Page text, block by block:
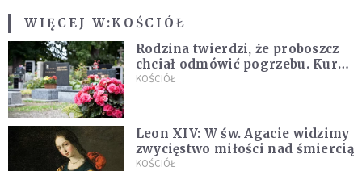
WIĘCEJ W:KOŚCIÓŁ
Rodzina twierdzi, że proboszcz
chciał odmówić pogrzebu. Kuria
zapowiada wyjaśnienia
KOŚCIÓŁ
Leon XIV: W św. Agacie widzimy
zwycięstwo miłości nad śmiercią
KOŚCIÓŁ